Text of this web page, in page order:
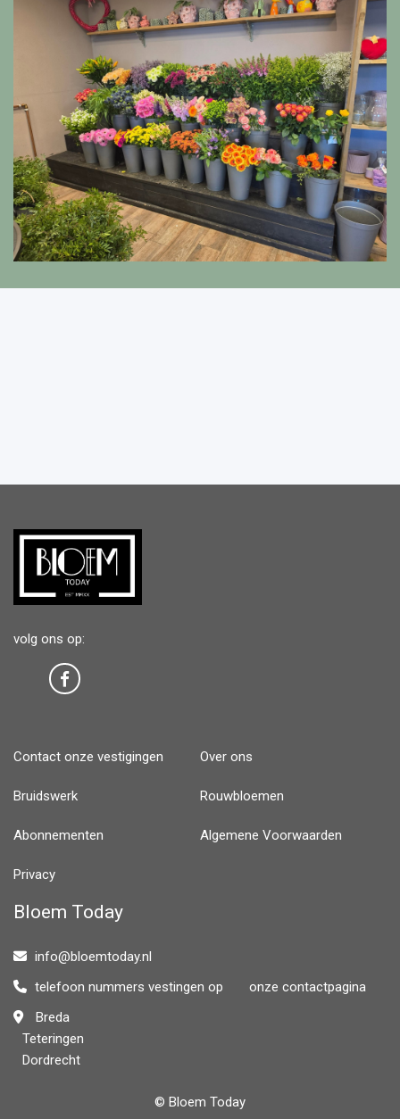
volg ons op:
Contact onze vestigingen Over ons
Bruidswerk Rouwbloemen
Abonnementen Algemene Voorwaarden
Privacy
Bloem Today
info@bloemtoday.nl
telefoon nummers vestingen op onze contactpagina
Breda
ㅤ Teteringen
ㅤ Dordrecht
© Bloem Today